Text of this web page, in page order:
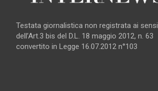
Testata giornalistica non registrata ai sensi
dell’Art.3 bis del D.L. 18 maggio 2012, n. 63
convertito in Legge 16.07.2012 n°103